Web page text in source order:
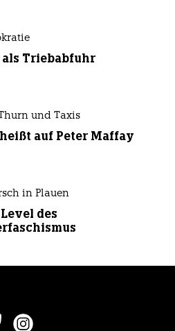
Triebabfuhr
und Taxis
auf Peter Maffay
in Plauen
des